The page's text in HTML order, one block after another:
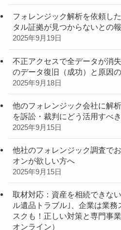
フォレンジック解析を依頼し
タル証拠が見つからないとの
2025年9月19日
不正アクセスで全データが消
のデータ復旧（成功）と原因
2025年9月18日
他のフォレンジック会社に解
を訴訟・裁判にどう活用すべ
2025年9月15日
他社のフォレンジック調査で
オンが欲しい方へ
2025年9月15日
取材対応：資産を相続できな
ル遺品トラブル｣、企業は業務
スクも！正しい対策と専門事
オンライン）